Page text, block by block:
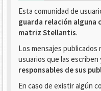
Esta comunidad de
guarda relación alguna
matriz Stellantis.
Los mensajes
usuarios que las escriben
responsables de sus
En caso de existir algún